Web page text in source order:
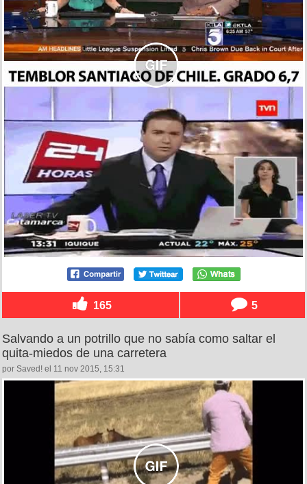
165 5
Salvando a un potrillo que no sabía como saltar el
quita-miedos de una carretera
por Saved! el 11 nov 2015, 15:31